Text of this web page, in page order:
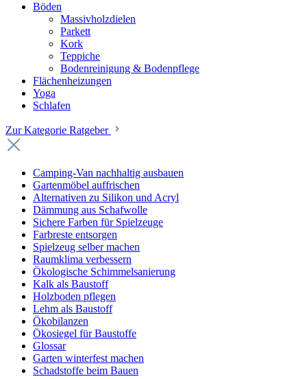
Böden
Massivholzdielen
Parkett
Kork
Teppiche
Bodenreinigung & Bodenpflege
Flächenheizungen
Yoga
Schlafen
Zur Kategorie Ratgeber
Camping-Van nachhaltig ausbauen
Gartenmöbel auffrischen
Alternativen zu Silikon und Acryl
Dämmung aus Schafwolle
Sichere Farben für Spielzeuge
Farbreste entsorgen
Spielzeug selber machen
Raumklima verbessern
Ökologische Schimmelsanierung
Kalk als Baustoff
Holzboden pflegen
Lehm als Baustoff
Ökobilanzen
Ökosiegel für Baustoffe
Glossar
Garten winterfest machen
Schadstoffe beim Bauen